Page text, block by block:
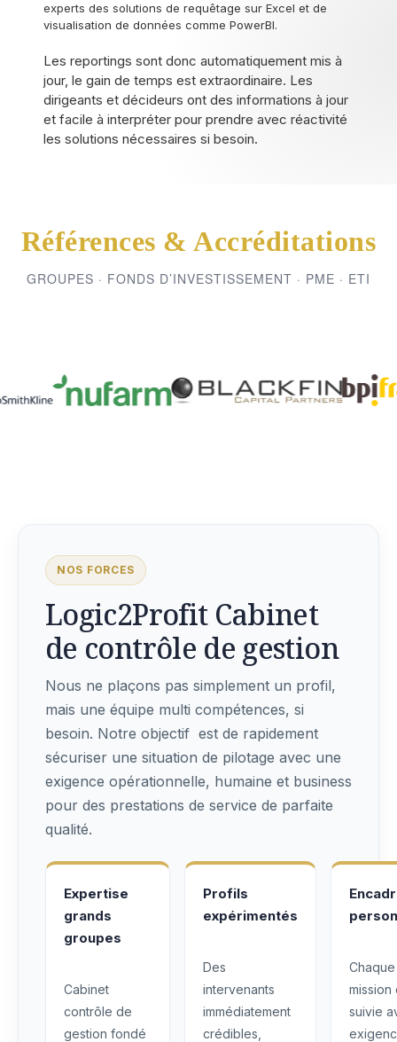
experts des solutions de requêtage sur Excel et de
visualisation de données comme PowerBI.
Les reportings sont donc automatiquement mis à
jour, le gain de temps est extraordinaire. Les
dirigeants et décideurs ont des informations à jour
et facile à interpréter pour prendre avec réactivité
les solutions nécessaires si besoin.
Références & Accréditations
GROUPES · FONDS D’INVESTISSEMENT · PME · ETI
NOS FORCES
Logic2Profit Cabinet
de contrôle de gestion
Nous ne plaçons pas simplement un profil,
mais une équipe multi compétences, si
besoin. Notre objectif est de rapidement
sécuriser une situation de pilotage avec une
exigence opérationnelle, humaine et business
pour des prestations de service de parfaite
qualité.
Expertise
grands
groupes
Cabinet
contrôle de
gestion fondé
Profils
expérimentés
Des
intervenants
immédiatement
crédibles,
Chaque
mission
suivie